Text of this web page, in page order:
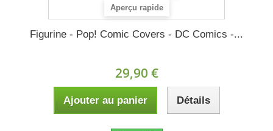
Aperçu rapide
Figurine - Pop! Comic Covers - DC Comics -...
29,90 €
Ajouter au panier Détails